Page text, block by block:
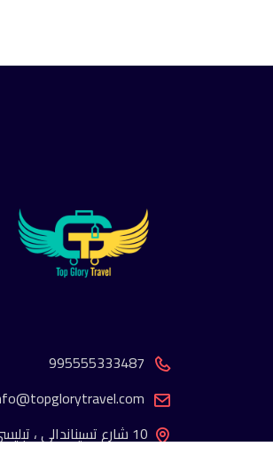
995555333487
10 شارع تسيناندالي ، تبليسي 0144 ، جورجيا